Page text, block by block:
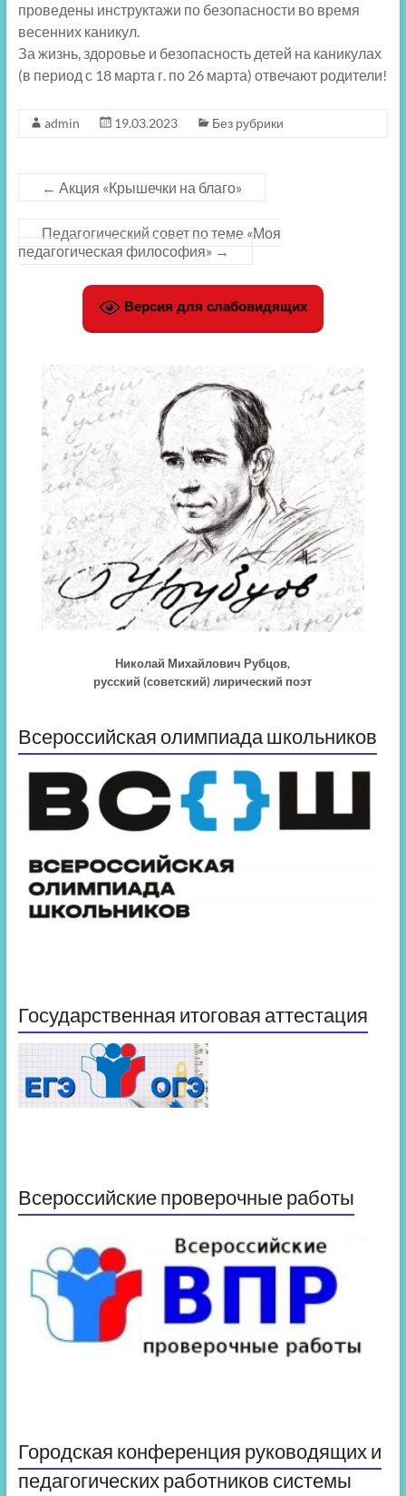
проведены инструктажи по безопасности во время
весенних каникул.
За жизнь, здоровье и безопасность детей на каникулах
(в период с 18 марта г. по 26 марта) отвечают родители!
admin 19.03.2023 Без рубрики
← Акция «Крышечки на благо»
Педагогический совет по теме «Моя
педагогическая философия» →
Версия для слабовидящих
Николай Михайлович Рубцов,
русский (советский) лирический поэт
Всероссийская олимпиада школьников
Государственная итоговая аттестация
Всероссийские проверочные работы
Городская конференция руководящих и
педагогических работников системы